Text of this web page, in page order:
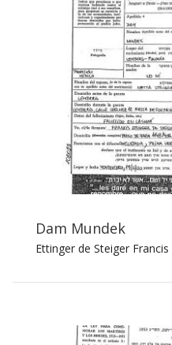
Dam Mundek
Ettinger de Steiger Francis